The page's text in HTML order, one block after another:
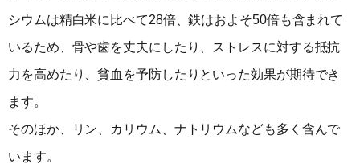
シウムは精白米に比べて28倍、鉄はおよそ50倍も含まれて
いるため、骨や歯を丈夫にしたり、ストレスに対する抵抗
力を高めたり、貧血を予防したりといった効果が期待でき
ます。
そのほか、リン、カリウム、ナトリウムなども多く含んで
います。